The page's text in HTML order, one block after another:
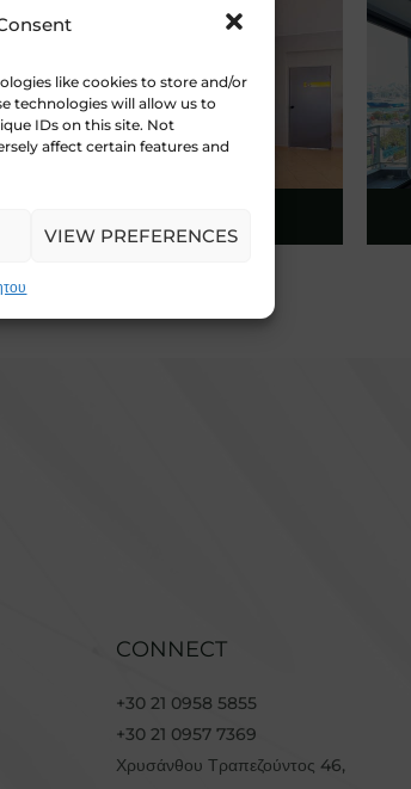
like cookies to store and/or
technologies will allow us to
IDs on this site. Not
affect certain features and
VIEW PREFERENCES
CONNECT
+30 21 0958 5855
+30 21 0957 7369
Χρυσάνθου Τραπεζούντος 46,